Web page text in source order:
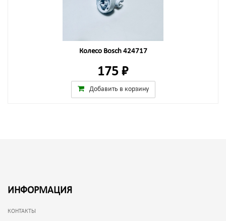
Колесо Bosch 424717
175 ₽
Добавить в корзину
ИНФОРМАЦИЯ
КОНТАКТЫ